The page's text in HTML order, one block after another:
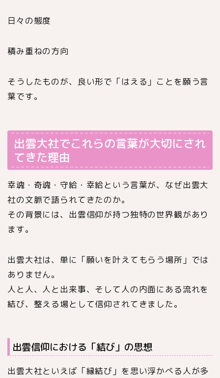
日々の態度
積み重ねの方向
そうしたものが、良い形で「はえる」ことを願う言
葉です。
出雲大社でこれらの言葉が大切にされ
てきた理由
幸魂・奇魂・守給・幸給という言葉が、なぜ出雲大
社の文脈で語られてきたのか。
その背景には、出雲信仰が持つ独特の世界観があり
ます。
出雲大社は、単に「願いを叶えてもらう場所」では
ありません。
人と人、人と出来事、そして人の内面にある流れを
結び、整える場として信仰されてきました。
出雲信仰における「結び」の思想
出雲大社といえば「縁結び」を思い浮かべる人が多